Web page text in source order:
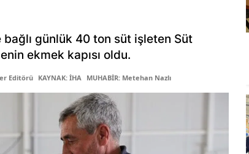
günlük 40 ton süt işleten Süt
ekmek kapısı oldu.
Editörü KAYNAK: İHA MUHABİR: Metehan Nazlı